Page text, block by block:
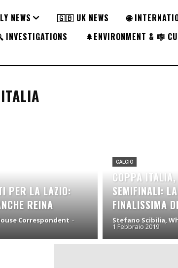
NEWS 🇬🇧 UK NEWS 🌐
INVESTIGATIONS 🌲ENVIRONMENT & 🎼
PER LA LAZIO:
REINA
Correspondent -
CALCIO
COPPA
SEMIFINALI:
FINALISSIMA
Stefano Scibilia,
1 Febbraio 2019